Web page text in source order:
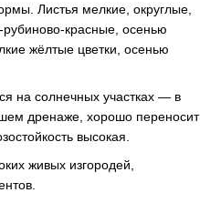
Листья мелкие, округлые,
красные, осенью
жёлтые цветки, осенью
на солнечных участках — в
дренаже, хорошо переносит
высокая.
живых изгородей,